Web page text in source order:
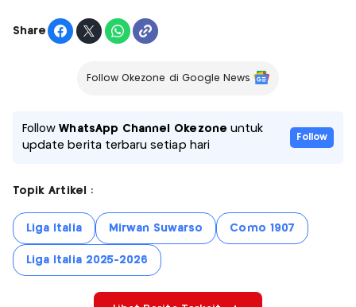
Share
Follow Okezone di Google News
FollowWhatsApp Channel Okezone untuk
update berita terbaru setiap hari
Follow
Topik Artikel :
Liga Italia Mirwan Suwarso Como 1907
Liga Italia 2025-2026